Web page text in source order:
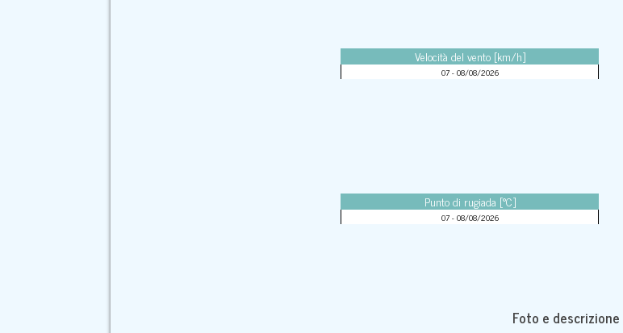
Velocità del vento [km/h]
07 - 08/08/2026
Punto di rugiada [°C]
07 - 08/08/2026
Foto e